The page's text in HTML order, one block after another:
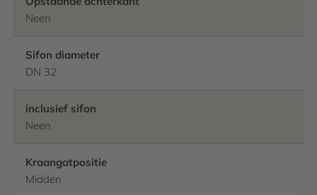
Neen
Sifon diameter
DN 32
inclusief sifon
Neen
Kraangatpositie
Midden